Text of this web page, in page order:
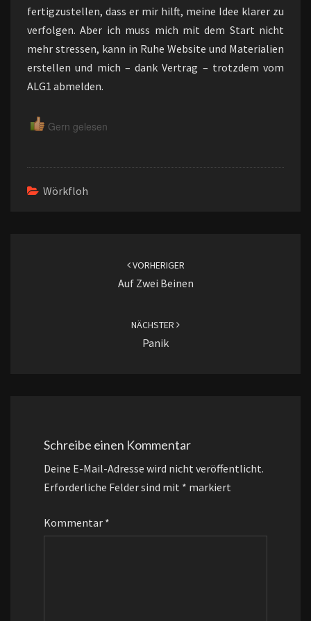
fertigzustellen, dass er mir hilft, meine Idee klarer zu
verfolgen. Aber ich muss mich mit dem Start nicht
mehr stressen, kann in Ruhe Website und Materialien
erstellen und mich – dank Vertrag – trotzdem vom
ALG1 abmelden.
Gern gelesen
Wörkfloh
VORHERIGER
Auf Zwei Beinen
NÄCHSTER
Panik
Schreibe einen Kommentar
Deine E-Mail-Adresse wird nicht veröffentlicht.
Erforderliche Felder sind mit * markiert
Kommentar *